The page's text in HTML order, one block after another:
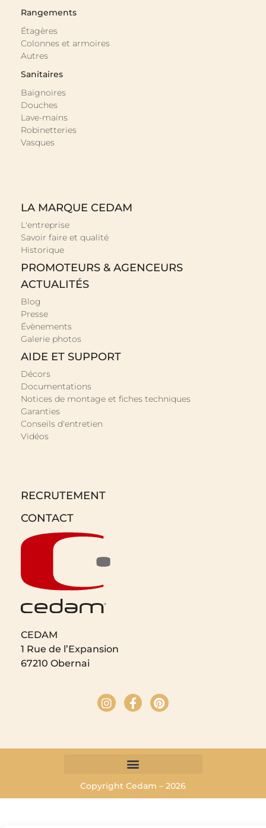
Rangements
Étagères
Colonnes et armoires
Autres
Sanitaires
Baignoires
Douches
Lave-mains
Robinetteries
Vasques
LA MARQUE CEDAM
L'entreprise
Savoir faire et qualité
Historique
PROMOTEURS & AGENCEURS
ACTUALITÉS
Blog
Presse
Évènements
Galerie photos
AIDE ET SUPPORT
Décors
Documentations
Notices de montage et fiches techniques
Garanties
Conseils d'entretien
Vidéos
RECRUTEMENT
CONTACT
CEDAM
1 Rue de l’Expansion
67210 Obernai
Copyright Cedam – 2026